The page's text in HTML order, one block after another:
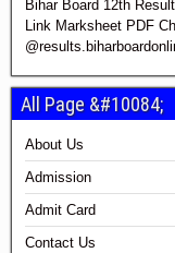
Bihar Board 12th
Link Marksheet PDF
All Page &#10084;
About Us
Admission
Admit Card
Contact Us